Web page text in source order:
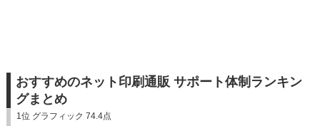
おすすめのネット印刷通販 サポート体制ランキン
グまとめ
1位 グラフィック 74.4点